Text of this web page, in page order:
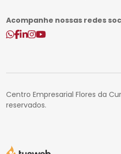
Acompanhe nossas redes
Centro Empresarial Flores da
reservados.